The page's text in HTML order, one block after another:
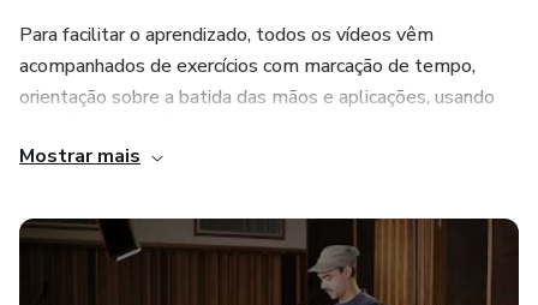
Para facilitar o aprendizado, todos os vídeos vêm
acompanhados de exercícios com marcação de tempo,
orientação sobre a batida das mãos e aplicações, usando
instrumento.
Nas aulas teremos a oportunidade de tocar algumas
músicas juntos e, passo a passo, vamos mergulhar com
Mostrar mais